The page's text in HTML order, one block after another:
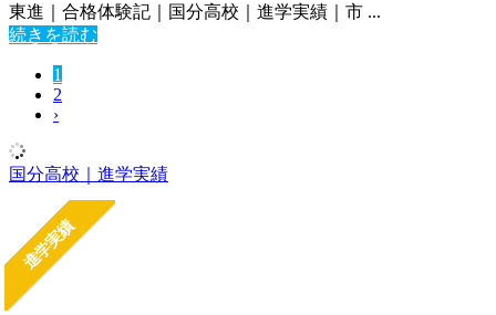
東進｜合格体験記｜国分高校｜進学実績｜市 ...
続きを読む
1
2
›
国分高校｜進学実績
進学実績